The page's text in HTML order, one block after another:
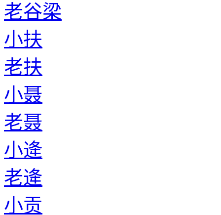
老谷梁
小扶
老扶
小聂
老聂
小逄
老逄
小贡